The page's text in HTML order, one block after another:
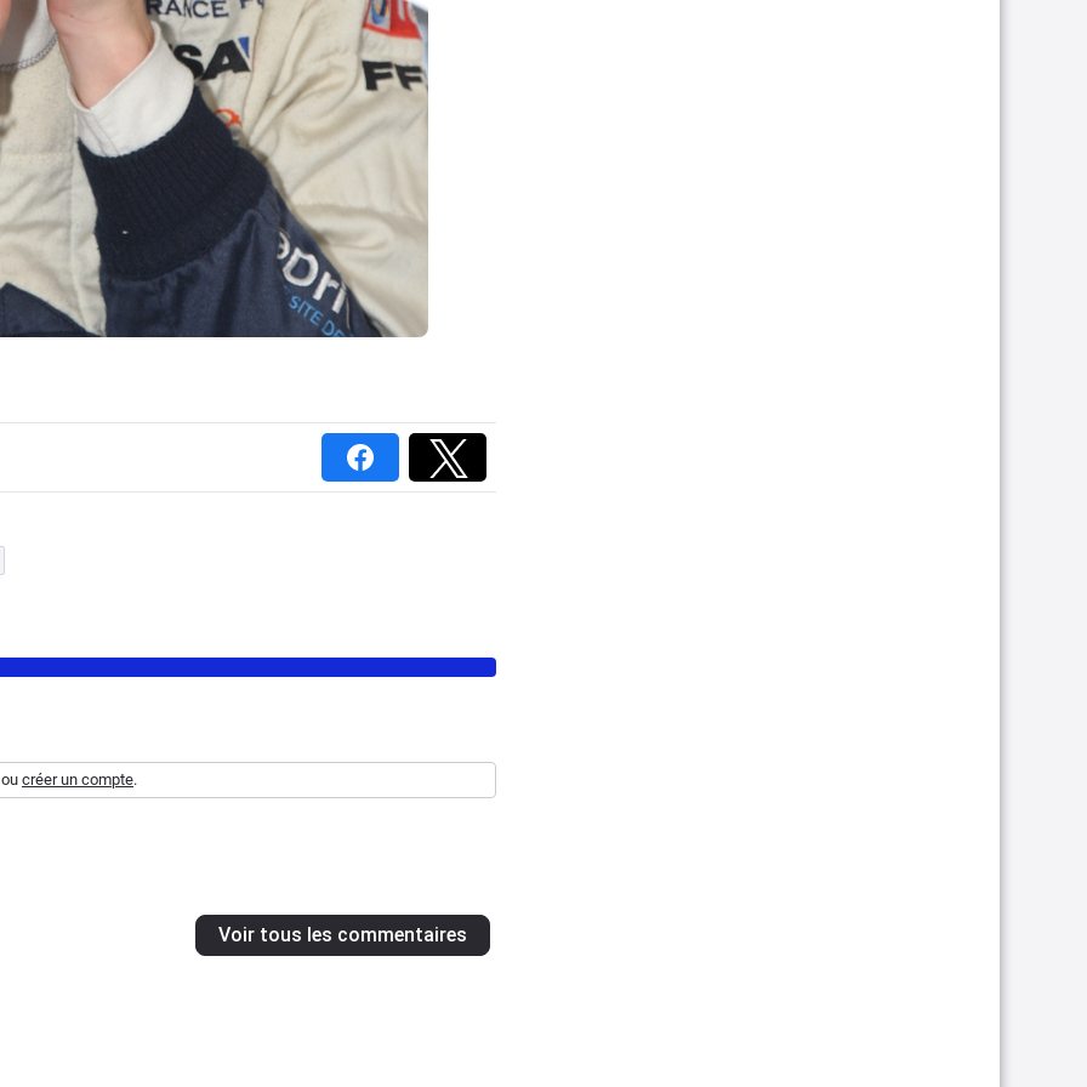
créer un compte.
Voir tous les commentaires